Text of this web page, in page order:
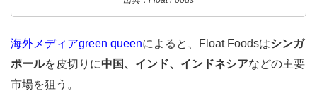
海外メディアgreen queenによると、Float Foodsはシンガ
ポールを皮切りに中国、インド、インドネシアなどの主要
市場を狙う。